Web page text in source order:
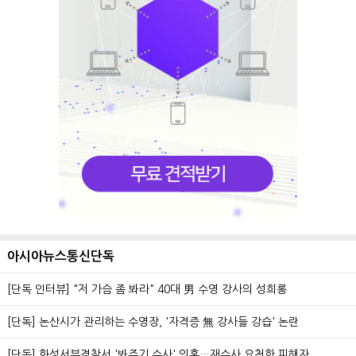
아시아뉴스통신단독
[단독 인터뷰] "저 가슴 좀 봐라" 40대 男 수영 강사의 성희롱
[단독] 논산시가 관리하는 수영장, '자격증 無 강사들 강습' 논란